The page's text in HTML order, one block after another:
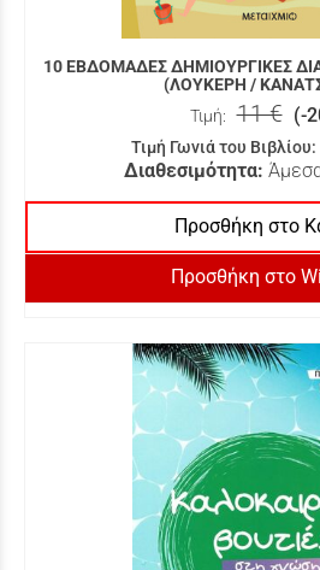
10 ΕΒΔΟΜΑΔΕΣ ΔΗΜΙΟΥΡΓΙΚΕΣ
(ΛΟΥΚΕΡΗ /
Τιμή: 11 € (-
Τιμή Γωνιά του Βιβλίου:
Διαθεσιμότητα:
Προσθήκη στο
Προσθήκη στο